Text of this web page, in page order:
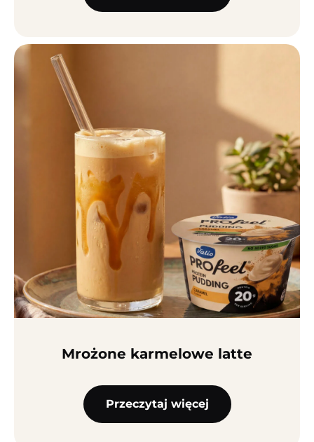
Mrożone karmelowe latte
Przeczytaj więcej